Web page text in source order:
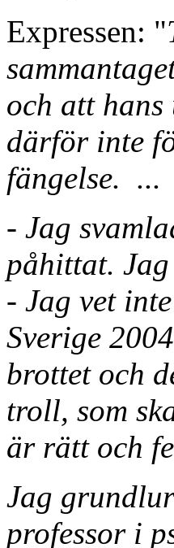
Expressen: "
och att
därför inte
fängelse. ...
- Jag
påhittat.
- Jag vet
Sverige
brottet och
troll, som
är rätt och
Jag
professor i